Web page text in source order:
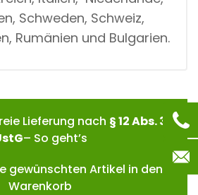
Schweden, Schweiz,
Rumänien und Bulgarien.
Lieferung nach § 12 Abs. 3
– So geht’s
gewünschten Artikel in den
Warenkorb